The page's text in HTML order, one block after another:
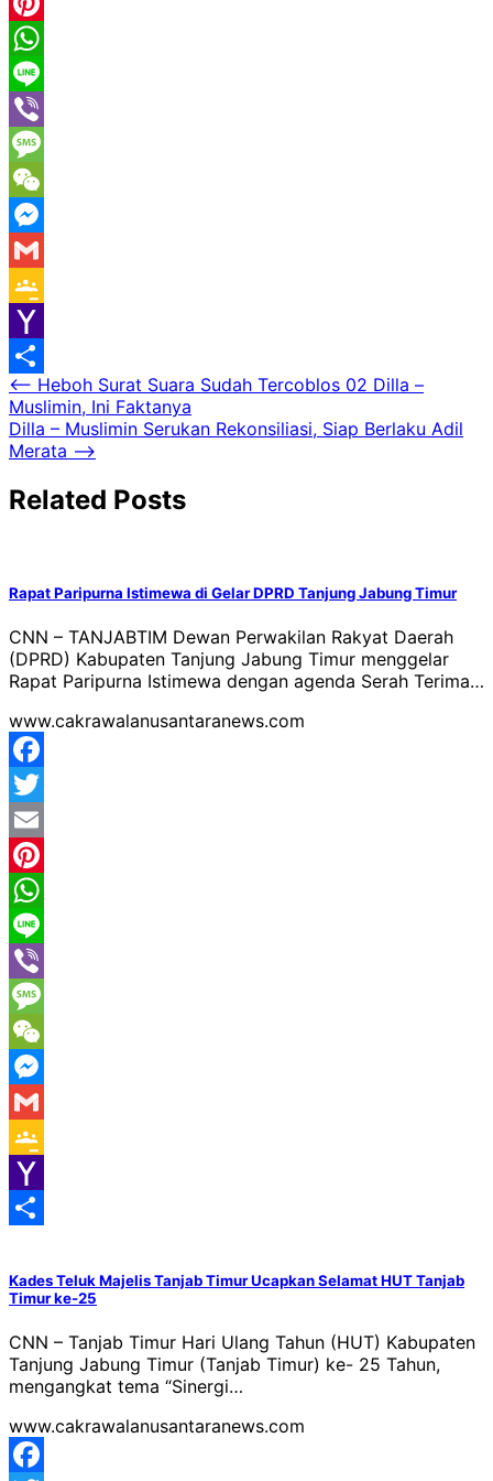
Pinterest
WhatsApp
Line
Viber
Message
WeChat
Messenger
Gmail
Google
Classroom
Yahoo
Mail
Share
Navigasi
pos
⟵ Heboh Surat Suara Sudah Tercoblos 02 Dilla –
Muslimin, Ini Faktanya
Dilla – Muslimin Serukan Rekonsiliasi, Siap Berlaku Adil
Merata ⟶
Related Posts
Rapat Paripurna Istimewa di Gelar DPRD Tanjung Jabung Timur
CNN – TANJABTIM Dewan Perwakilan Rakyat Daerah
(DPRD) Kabupaten Tanjung Jabung Timur menggelar
Rapat Paripurna Istimewa dengan agenda Serah Terima…
www.cakrawalanusantaranews.com
Facebook
Twitter
Email
Pinterest
WhatsApp
Line
Viber
Message
WeChat
Messenger
Gmail
Google
Classroom
Yahoo
Kades Teluk Majelis Tanjab Timur Ucapkan Selamat HUT Tanjab
Timur ke-25
CNN – Tanjab Timur Hari Ulang Tahun (HUT) Kabupaten
Tanjung Jabung Timur (Tanjab Timur) ke- 25 Tahun,
mengangkat tema “Sinergi…
www.cakrawalanusantaranews.com